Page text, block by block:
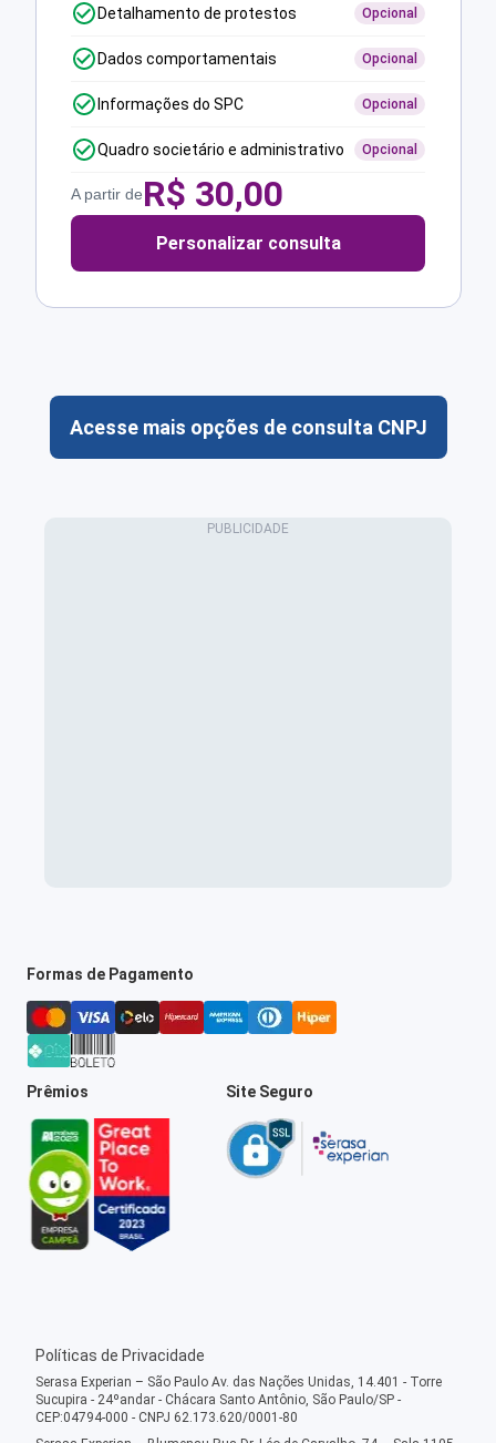
Detalhamento de protestos Opcional
Dados comportamentais Opcional
Informações do SPC Opcional
Quadro societário e administrativo Opcional
A partir deR$ 30,00
Personalizar consulta
Acesse mais opções de consulta CNPJ
Formas de Pagamento
Prêmios Site Seguro
Políticas de Privacidade
Serasa Experian – São Paulo Av. das Nações Unidas, 14.401 - Torre
Sucupira - 24ºandar - Chácara Santo Antônio, São Paulo/SP -
CEP:04794-000 - CNPJ 62.173.620/0001-80